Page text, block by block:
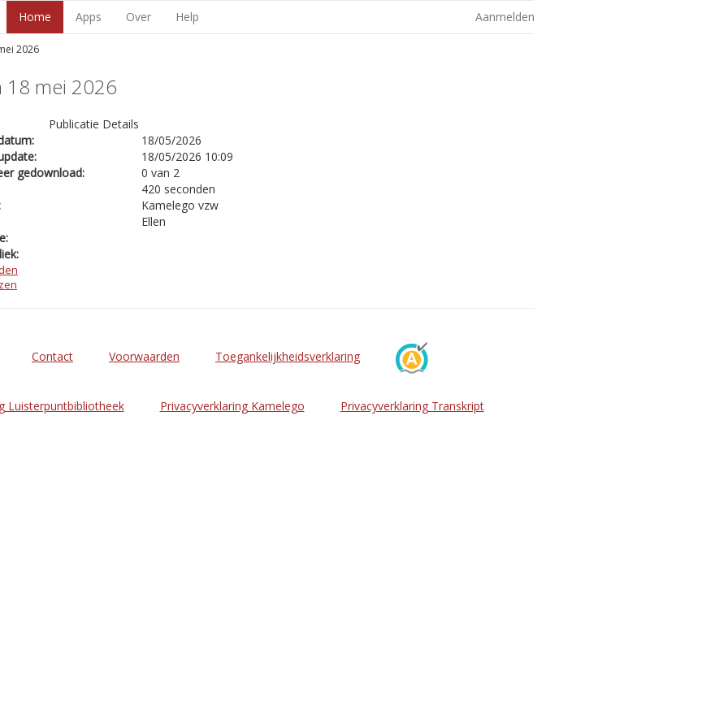
Home Apps Over Help Aanmelden
2026
18 mei 2026
Publicatie Details
18/05/2026
18/05/2026 10:09
gedownload:
0 van 2
420 seconden
Kamelego vzw
Ellen
Contact Voorwaarden Toegankelijkheidsverklaring
Luisterpuntbibliotheek Privacyverklaring Kamelego Privacyverklaring Transkript